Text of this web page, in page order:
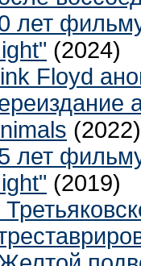
лет
(2024)
Floyd
(2022)
лет
(2019)